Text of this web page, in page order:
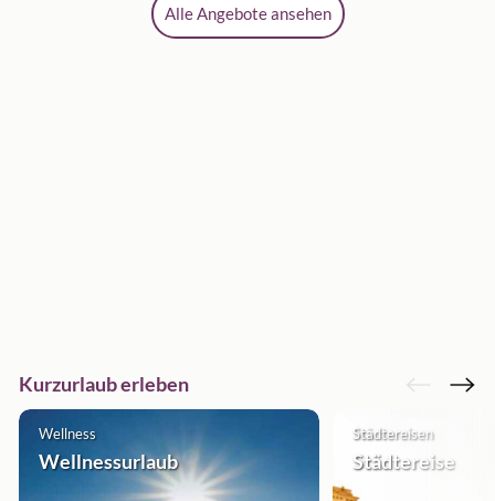
Alle Angebote ansehen
Kurzurlaub erleben
Wellness
Wellnessurlaub
Städtereisen
Städtereise